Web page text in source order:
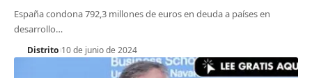
España condona 792,3 millones de euros en deuda a países en
desarrollo…
Distrito 10 de junio de 2024